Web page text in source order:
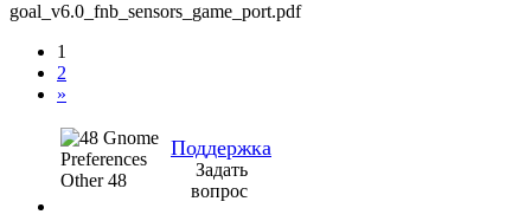
goal_v6.0_fnb_sensors_game_port.pdf
1
2
»
Поддержка
Задать
вопрос